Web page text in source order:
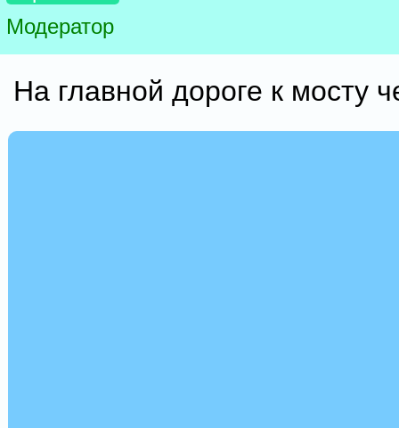
Модератор
На главной дороге к мосту